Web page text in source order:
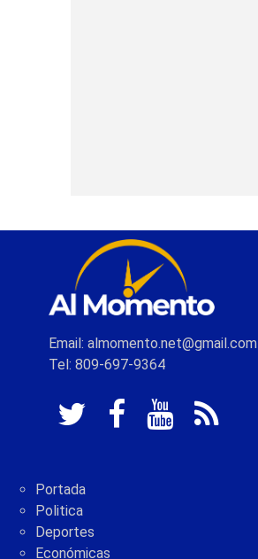
Email: almomento.net@gmail.com
Tel: 809-697-9364
Portada
Politica
Deportes
Económicas